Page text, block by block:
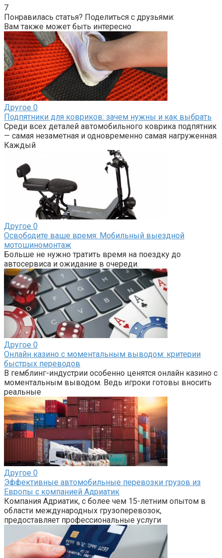
7
Понравилась статья? Поделиться с друзьями:
Вам также может быть интересно
Другое 0
Подпятники для ковриков: зачем нужны и как выбрать
Среди всех деталей автомобильного коврика подпятник
— самая незаметная и одновременно самая нагруженная.
Каждый
Другое 0
Освободите ваше время: Мобильный выездной
мотошиномонтаж
Больше не нужно тратить время на поездку до
автосервиса и ожидание в очереди.
Другое 0
Онлайн казино с моментальным выводом: критерии
быстрых переводов
В гемблинг-индустрии особенно ценятся онлайн казино с
моментальным выводом. Ведь игроки готовы вносить
реальные
Другое 0
Эффективные автомобильные перевозки грузов из
Европы с компанией Адриатик
Компания Адриатик, с более чем 15-летним опытом в
области международных грузоперевозок,
предоставляет профессиональные услуги